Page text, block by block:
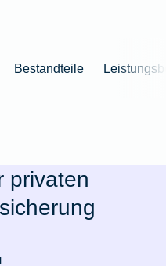
Bestandteile
privaten